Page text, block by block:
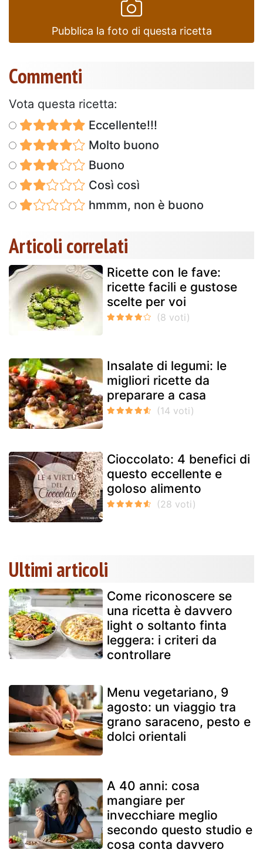
Pubblica la foto di questa ricetta
Commenti
Vota questa ricetta:
Eccellente!!!
Molto buono
Buono
Così così
hmmm, non è buono
Articoli correlati
Ricette con le fave:
ricette facili e gustose
scelte per voi
Insalate di legumi: le
migliori ricette da
preparare a casa
Cioccolato: 4 benefici di
questo eccellente e
goloso alimento
Ultimi articoli
Come riconoscere se
una ricetta è davvero
light o soltanto finta
leggera: i criteri da
controllare
Menu vegetariano, 9
agosto: un viaggio tra
grano saraceno, pesto e
dolci orientali
A 40 anni: cosa
mangiare per
invecchiare meglio
secondo questo studio e
cosa conta davvero